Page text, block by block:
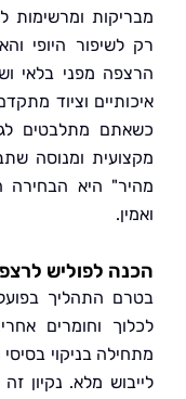
ומרשימות לאורך
היופי
מפני בלאי ושחיקה.
וציוד מתקדם,
מתלבטים לגבי
ומנוסה שתבטיח
היא הבחירה הנכונה
לפוליש לרצפה
התהליך בפועל, יש
וחומרים אחרים
בניקוי בסיסי
מלא. נקיון זה מבטיח